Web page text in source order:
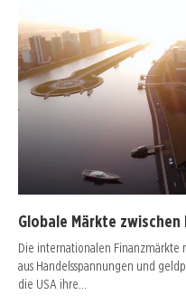
Globale Märkte
Die internationalen
aus Handelsspannungen und
die USA ihre…